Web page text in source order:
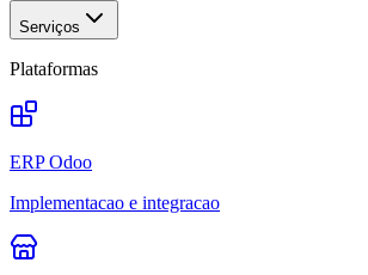
Serviços
Plataformas
ERP Odoo
Implementacao e integracao